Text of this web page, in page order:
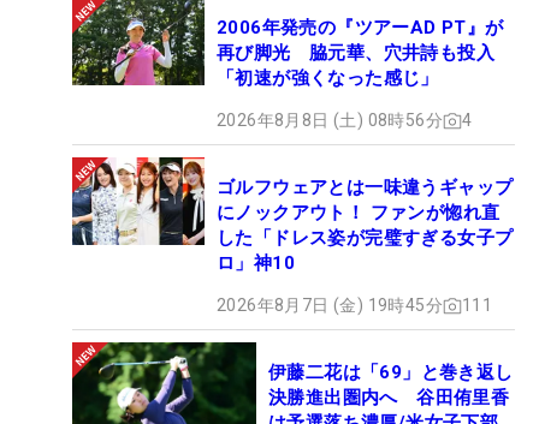
2006年発売の『ツアーAD PT』が
再び脚光 脇元華、穴井詩も投入
「初速が強くなった感じ」
2026年8月8日 (土) 08時56分 4
ゴルフウェアとは一味違うギャップ
にノックアウト！ ファンが惚れ直
した「ドレス姿が完璧すぎる女子プ
ロ」神10
2026年8月7日 (金) 19時45分 111
伊藤二花は「69」と巻き返し
決勝進出圏内へ 谷田侑里香